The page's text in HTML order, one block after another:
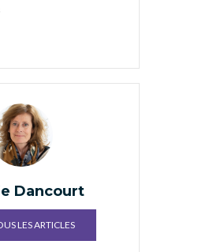
Dancourt
LES ARTICLES